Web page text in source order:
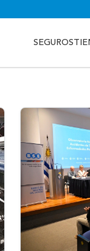
SEGUROS